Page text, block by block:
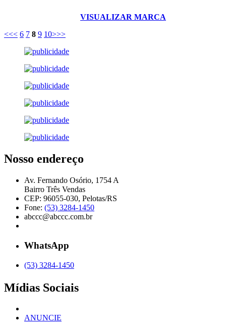
VISUALIZAR MARCA
<<< 6 7 8 9 10>>>
Nosso endereço
Av. Fernando Osório, 1754 A
Bairro Três Vendas
CEP: 96055-030, Pelotas/RS
Fone: (53) 3284-1450
abccc@abccc.com.br
WhatsApp
(53) 3284-1450
Mídias Sociais
ANUNCIE